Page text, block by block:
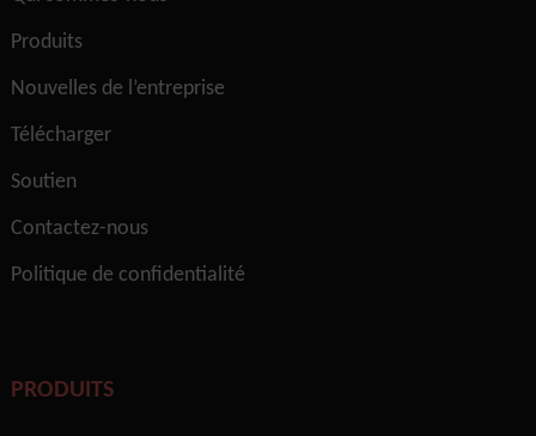
Produits
Nouvelles de l’entreprise
Télécharger
Soutien
Contactez-nous
Politique de confidentialité
PRODUITS